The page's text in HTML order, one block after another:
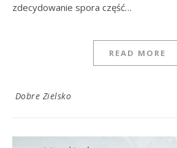
zdecydowanie spora część…
READ MORE
Dobre Zielsko